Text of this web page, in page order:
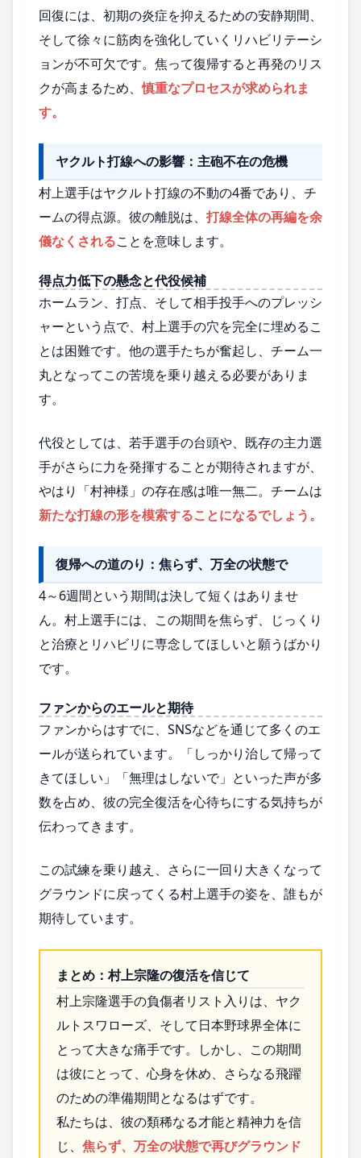
回復には、初期の炎症を抑えるための安静期間、
そして徐々に筋肉を強化していくリハビリテーシ
ョンが不可欠です。焦って復帰すると再発のリス
クが高まるため、慎重なプロセスが求められま
す。
ヤクルト打線への影響：主砲不在の危機
村上選手はヤクルト打線の不動の4番であり、チ
ームの得点源。彼の離脱は、 打線全体の再編を余
儀なくされることを意味します。
得点力低下の懸念と代役候補
ホームラン、打点、そして相手投手へのプレッシ
ャーという点で、村上選手の穴を完全に埋めるこ
とは困難です。他の選手たちが奮起し、チーム一
丸となってこの苦境を乗り越える必要がありま
す。
代役としては、若手選手の台頭や、既存の主力選
手がさらに力を発揮することが期待されますが、
やはり「村神様」の存在感は唯一無二。チームは
新たな打線の形を模索することになるでしょう。
復帰への道のり：焦らず、万全の状態で
4～6週間という期間は決して短くはありませ
ん。村上選手には、この期間を焦らず、じっくり
と治療とリハビリに専念してほしいと願うばかり
です。
ファンからのエールと期待
ファンからはすでに、SNSなどを通じて多くのエ
ールが送られています。「しっかり治して帰って
きてほしい」「無理はしないで」といった声が多
数を占め、彼の完全復活を心待ちにする気持ちが
伝わってきます。
この試練を乗り越え、さらに一回り大きくなって
グラウンドに戻ってくる村上選手の姿を、誰もが
期待しています。
まとめ：村上宗隆の復活を信じて
村上宗隆選手の負傷者リスト入りは、ヤク
ルトスワローズ、そして日本野球界全体に
とって大きな痛手です。しかし、この期間
は彼にとって、心身を休め、さらなる飛躍
のための準備期間となるはずです。
私たちは、彼の類稀なる才能と精神力を信
じ、 焦らず、万全の状態で再びグラウンド